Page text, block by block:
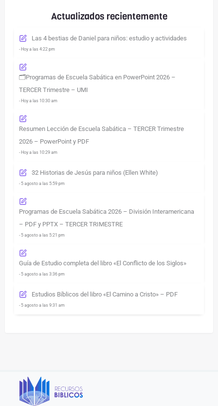
Actualizados recientemente
Las 4 bestias de Daniel para niños: estudio y actividades
- Hoy a las 4:22 pm
🗂️Programas de Escuela Sabática en PowerPoint 2026 –
TERCER Trimestre – UMI
- Hoy a las 10:30 am
Resumen Lección de Escuela Sabática – TERCER Trimestre
2026 – PowerPoint y PDF
- Hoy a las 10:29 am
32 Historias de Jesús para niños (Ellen White)
- 5 agosto a las 5:59 pm
Programas de Escuela Sabática 2026 – División Interamericana
– PDF y PPTX – TERCER TRIMESTRE
- 5 agosto a las 5:21 pm
Guía de Estudio completa del libro «El Conflicto de los Siglos»
- 5 agosto a las 3:36 pm
Estudios Bíblicos del libro «El Camino a Cristo» – PDF
- 5 agosto a las 9:31 am